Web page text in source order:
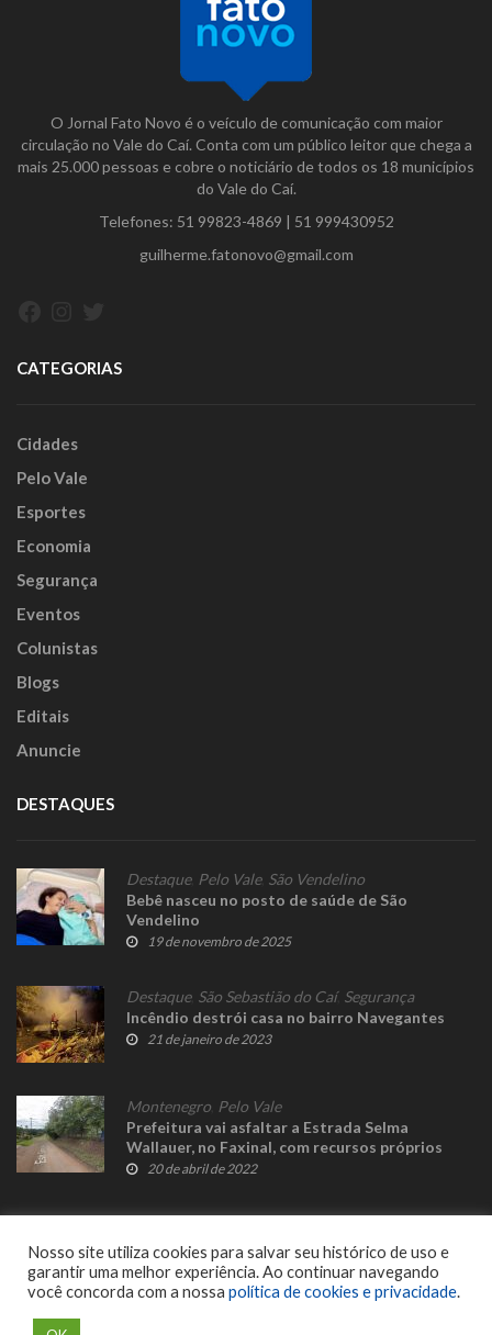
O Jornal Fato Novo é o veículo de comunicação com maior
circulação no Vale do Caí. Conta com um público leitor que chega a
mais 25.000 pessoas e cobre o noticiário de todos os 18 municípios
do Vale do Caí.
Telefones: 51 99823-4869 | 51 999430952
guilherme.fatonovo@gmail.com
CATEGORIAS
Cidades
Pelo Vale
Esportes
Economia
Segurança
Eventos
Colunistas
Blogs
Editais
Anuncie
DESTAQUES
Destaque, Pelo Vale, São Vendelino
Bebê nasceu no posto de saúde de São
Vendelino
19 de novembro de 2025
Destaque, São Sebastião do Caí, Segurança
Incêndio destrói casa no bairro Navegantes
21 de janeiro de 2023
Montenegro Pelo Vale
Prefeitura vai asfaltar a Estrada Selma
Wallauer, no Faxinal, com recursos próprios
20 de abril de 2022
Nosso site utiliza cookies para salvar seu histórico de uso e
garantir uma melhor experiência. Ao continuar navegando
você concorda com a nossa política de cookies e privacidade.